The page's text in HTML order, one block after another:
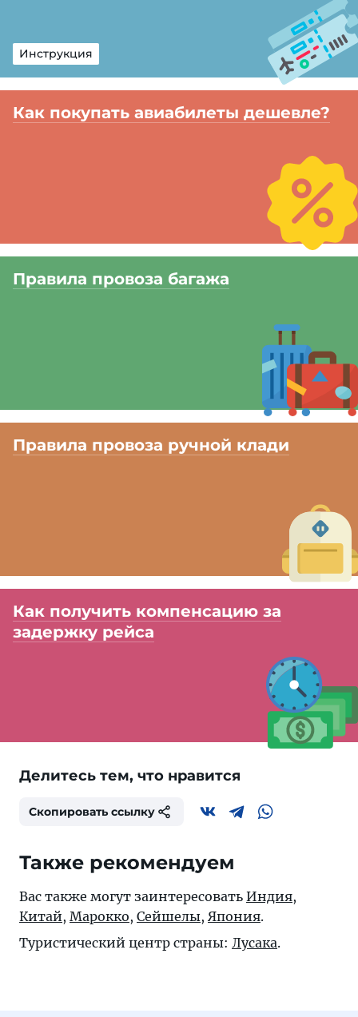
Инструкция
Как покупать авиабилеты дешевле?
Правила провоза багажа
Правила провоза ручной клади
Как получить компенсацию за
задержку рейса
Делитесь тем, что нравится
Скопировать ссылку
Также рекомендуем
Вас также могут заинтересовать Индия,
Китай, Марокко, Сейшелы, Япония.
Туристический центр страны: Лусака.